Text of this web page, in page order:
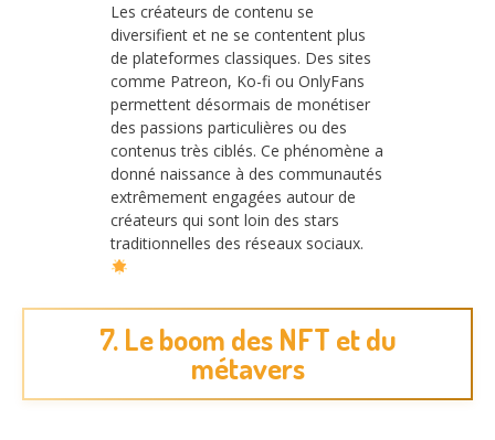
Les créateurs de contenu se
diversifient et ne se contentent plus
de plateformes classiques. Des sites
comme Patreon, Ko-fi ou OnlyFans
permettent désormais de monétiser
des passions particulières ou des
contenus très ciblés. Ce phénomène a
donné naissance à des communautés
extrêmement engagées autour de
créateurs qui sont loin des stars
traditionnelles des réseaux sociaux.
7. Le boom des NFT et du
métavers